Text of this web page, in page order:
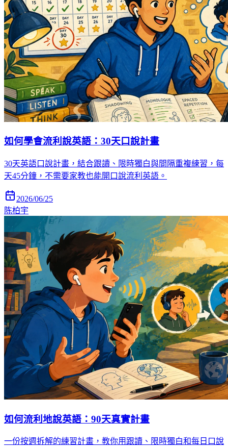
如何學會流利說英語：30天口說計畫
30天英語口說計畫，結合跟讀、限時獨白與間隔重複練習，每
天45分鐘，不需要家教也能開口說流利英語。
2026/06/25
陈柏宇
如何流利地說英語：90天真實計畫
一份按週拆解的練習計畫，教你用跟讀、限時獨白和每日口說